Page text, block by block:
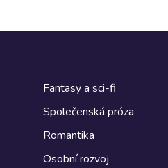
Fantasy a sci-fi
Společenská próza
Romantika
Osobní rozvoj